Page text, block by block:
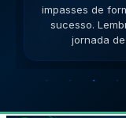
ajudará no
conta na sua